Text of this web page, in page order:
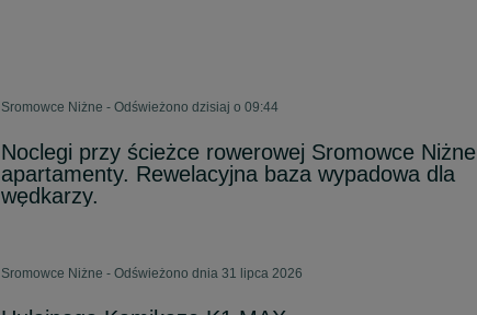
Sromowce Niżne - Odświeżono dzisiaj o 09:44
Noclegi przy ścieżce rowerowej Sromowce Niżne
apartamenty. Rewelacyjna baza wypadowa dla
wędkarzy.
Sromowce Niżne - Odświeżono dnia 31 lipca 2026